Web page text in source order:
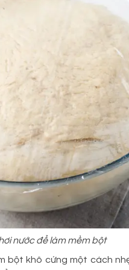
nước để làm mềm bột
bột khô cứng một cách